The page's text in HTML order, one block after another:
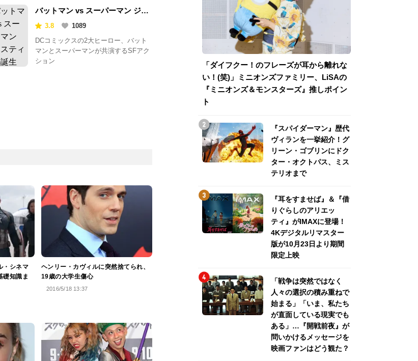
バットマン vs スーパーマン ジャ
スティスの誕生
3.8
1089
DCコミックスの2大ヒーロー、バット
マンとスーパーマンが共演するSFアク
ション
・シネマ
礎知識ま
ヘンリー・カヴィルに突然捨てられ、
19歳の大学生傷心
2016/5/18 13:37
「ダイフクー！のフレーズが耳から離れな
い！(笑)」ミニオンズファミリー、LiSAの
『ミニオンズ＆モンスターズ』推しポイン
ト
『スパイダーマン』歴代
ヴィランを一挙紹介！グ
リーン・ゴブリンにドク
ター・オクトパス、ミス
テリオまで
『耳をすませば』＆『借
りぐらしのアリエッ
ティ』がIMAXに登場！
4Kデジタルリマスター
版が10月23日より期間
限定上映
「戦争は突然ではなく
人々の選択の積み重ねで
始まる」「いま、私たち
が直面している現実でも
ある」…『開戦前夜』が
問いかけるメッセージを
映画ファンはどう観た？